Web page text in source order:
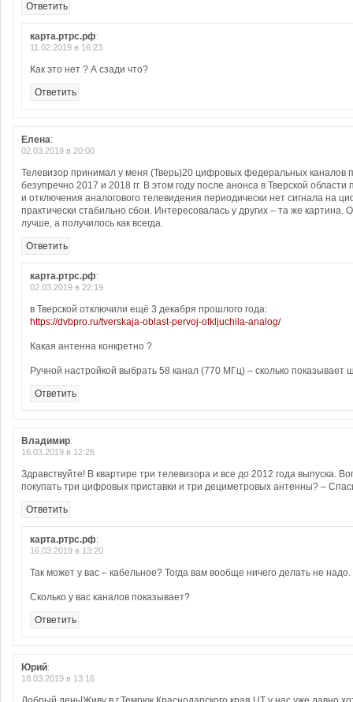
Ответить
карта.ртрс.рф:
11.02.2019 в 16:23
Как это нет ? А сзади что?
Ответить
Елена:
02.03.2019 в 20:00
Телевизор принимал у меня (Тверь)20 цифровых федеральных каналов
безупречно 2017 и 2018 гг. В этом году после анонса в Тверской
и отключения аналогового телевидения периодически нет сигнала на
практически стабильно сбои. Интересовалась у других – та же картина.
лучше, а получилось как всегда.
Ответить
карта.ртрс.рф:
02.03.2019 в 22:19
в Тверской отключили ещё 3 декабря прошлого года:
https://dvbpro.ru/tverskaja-oblast-pervoj-otkljuchila-analog/
Какая антенна конкретно ?
Ручной настройкой выбрать 58 канал (770 МГц) – сколько показывает
Ответить
Владимир:
16.03.2019 в 12:26
Здравствуйте! В квартире три телевизора и все до 2012 года выпуска.
покупать три цифровых приставки и три дециметровых антенны? –
Ответить
карта.ртрс.рф:
16.03.2019 в 13:20
Так может у вас – кабельное? Тогда вам вообще ничего делать не надо.
Сколько у вас каналов показывает?
Ответить
Юрий:
18.03.2019 в 13:16